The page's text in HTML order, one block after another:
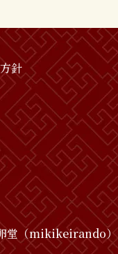
針
堂（mikikeirando）